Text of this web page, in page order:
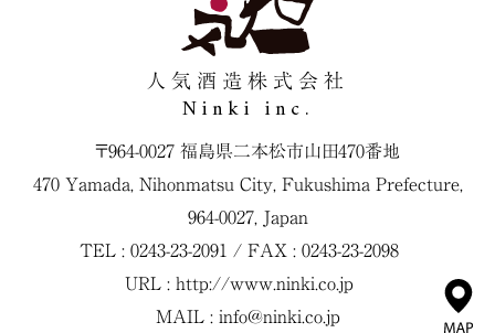
人気酒造株式会社
Ninki inc.
〒964-0027 福島県二本松市山田470番地
470 Yamada, Nihonmatsu City, Fukushima Prefecture,
964-0027, Japan
TEL : 0243-23-2091 / FAX : 0243-23-2098
URL : http://www.ninki.co.jp
MAIL : info@ninki.co.jp